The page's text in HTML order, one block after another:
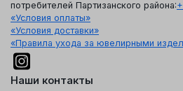
потребителей Партизанского района:
«Условия оплаты»
«Условия доставки»
«Правила ухода за ювелирными
Наши контакты